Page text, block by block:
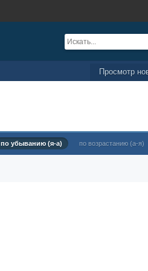
Просмотр
по убыванию (я-а) по возрастанию (а-я)